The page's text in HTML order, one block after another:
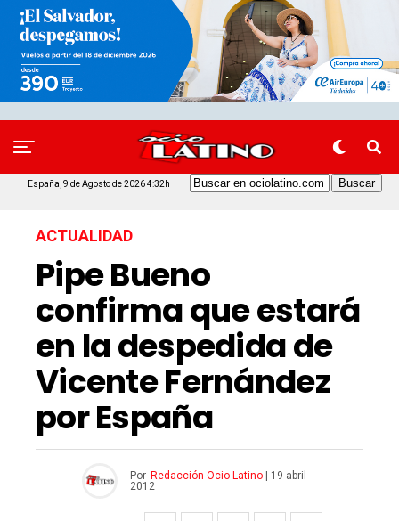
España, 9 de Agosto de 2026 4:32h
ACTUALIDAD
Pipe Bueno
confirma que estará
en la despedida de
Vicente Fernández
por España
Por Redacción Ocio Latino|
19 abril
2012